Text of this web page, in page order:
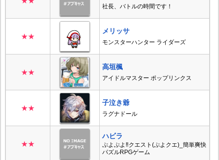
社長、バトルの時間です！
★★
メリッサ
モンスターハンター ライダーズ
★★
高垣楓
アイドルマスター ポップリンクス
★★
子泣き爺
ラグナドール
★★
ハビラ
ぷよぷよ‼クエスト(ぷよクエ)_簡単爽快
パズルRPGゲーム